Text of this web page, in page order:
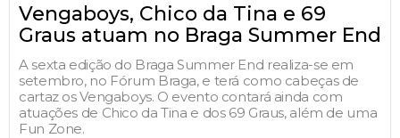
Vengaboys, Chico da Tina e 69
Graus atuam no Braga Summer End
A sexta edição do Braga Summer End realiza-se em
setembro, no Fórum Braga, e terá como cabeças de
cartaz os Vengaboys. O evento contará ainda com
atuações de Chico da Tina e dos 69 Graus, além de uma
Fun Zone.